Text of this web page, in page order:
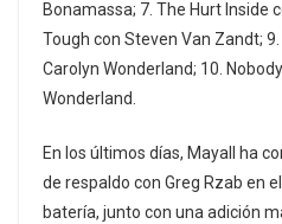
Bonamassa; 7. The Hurt Inside
Tough con Steven Van Zandt; 9.
Carolyn Wonderland; 10.
Wonderland.
En los últimos días, Mayall ha
de respaldo con Greg Rzab en
batería, junto con una adición